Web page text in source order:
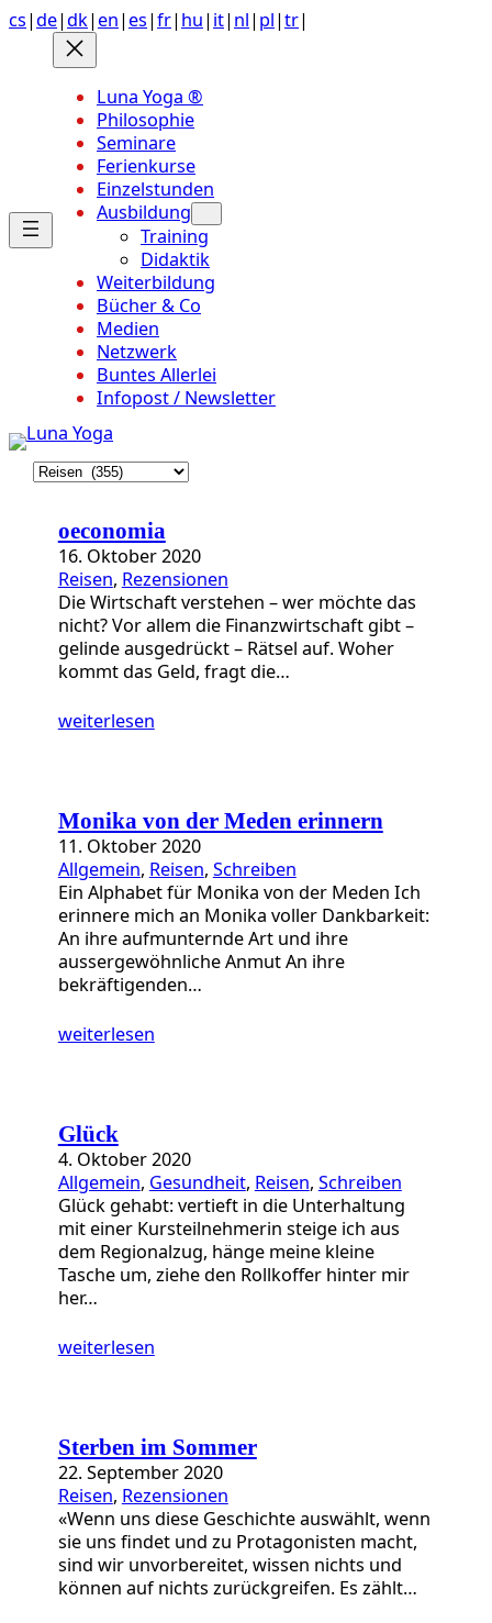
Anchor
Zum
Inhalt
springen
cs|de|dk| en| es|fr| hu| it| nl| pl|tr|
Luna Yoga ®
Philosophie
Seminare
Ferienkurse
Einzelstunden
Ausbildung
Training
Didaktik
Weiterbildung
Bücher & Co
Medien
Netzwerk
Buntes Allerlei
Infopost / Newsletter
K
oeconomia
16. Oktober 2020
Reisen, Rezensionen
Die Wirtschaft verstehen – wer möchte das
nicht? Vor allem die Finanzwirtschaft gibt –
gelinde ausgedrückt – Rätsel auf. Woher
kommt das Geld, fragt die…
weiterlesen
Monika von der Meden erinnern
11. Oktober 2020
Allgemein, Reisen, Schreiben
Ein Alphabet für Monika von der Meden Ich
erinnere mich an Monika voller Dankbarkeit:
An ihre aufmunternde Art und ihre
aussergewöhnliche Anmut An ihre
bekräftigenden…
weiterlesen
Glück
4. Oktober 2020
Allgemein, Gesundheit, Reisen, Schreiben
Glück gehabt: vertieft in die Unterhaltung
mit einer Kursteilnehmerin steige ich aus
dem Regionalzug, hänge meine kleine
Tasche um, ziehe den Rollkoffer hinter mir
her…
weiterlesen
Sterben im Sommer
22. September 2020
Reisen, Rezensionen
«Wenn uns diese Geschichte auswählt, wenn
sie uns findet und zu Protagonisten macht,
sind wir unvorbereitet, wissen nichts und
können auf nichts zurückgreifen. Es zählt…